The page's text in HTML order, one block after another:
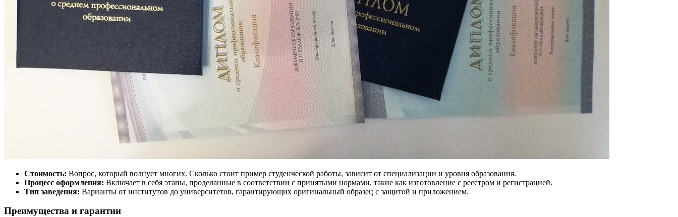
Стоимость: Вопрос, который волнует многих. Сколько стоит пример студенческой работы, зависит от специализации и уровня образования.
Процесс оформления: Включает в себя этапы, проделанные в соответствии с принятыми нормами, такие как изготовление с реестром и регистрацией.
Тип заведения: Варианты от институтов до университетов, гарантирующих оригинальный образец с защитой и приложением.
Преимущества и гарантии